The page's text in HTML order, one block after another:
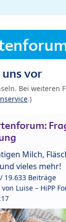
vor
Bei weiteren
.)
Milch,
vieles mehr!
19.633 Beiträge
Luise – HiPP